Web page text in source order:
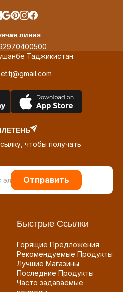
линия
Таджикистан
чтобы получать
Отправить
Быстрые Ссылки
Горящие Предложения
Рекомендуемые Продукты
Лучшие Магазины
Последние Продукты
Часто задаваемые